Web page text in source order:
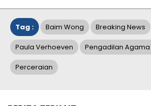
Tag : Baim Wong Breaking News
Paula Verhoeven Pengadilan
Perceraian